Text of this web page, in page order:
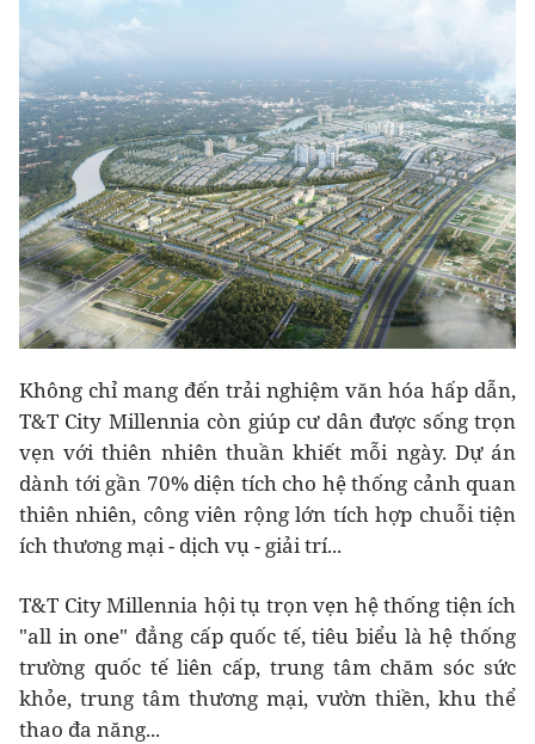
Không chỉ mang đến trải nghiệm văn hóa hấp dẫn,
T&T City Millennia còn giúp cư dân được sống trọn
vẹn với thiên nhiên thuần khiết mỗi ngày. Dự án
dành tới gần 70% diện tích cho hệ thống cảnh quan
thiên nhiên, công viên rộng lớn tích hợp chuỗi tiện
ích thương mại - dịch vụ - giải trí...
T&T City Millennia hội tụ trọn vẹn hệ thống tiện ích
"all in one" đẳng cấp quốc tế, tiêu biểu là hệ thống
trường quốc tế liên cấp, trung tâm chăm sóc sức
khỏe, trung tâm thương mại, vườn thiền, khu thể
thao đa năng...